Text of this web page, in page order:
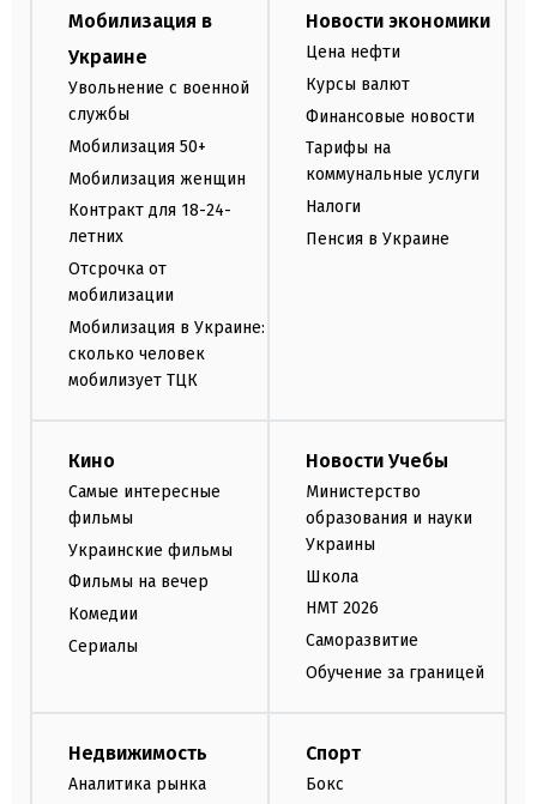
Мобилизация в
Украине
Увольнение с военной
службы
Мобилизация 50+
Мобилизация женщин
Контракт для 18-24-
летних
Отсрочка от
мобилизации
Мобилизация в Украине:
сколько человек
мобилизует ТЦК
Новости экономики
Цена нефти
Курсы валют
Финансовые новости
Тарифы на
коммунальные услуги
Налоги
Пенсия в Украине
Кино
Самые интересные
фильмы
Украинские фильмы
Фильмы на вечер
Комедии
Сериалы
Новости Учебы
Министерство
образования и науки
Украины
Школа
НМТ 2026
Саморазвитие
Обучение за границей
Недвижимость
Аналитика рынка
Спорт
Бокс